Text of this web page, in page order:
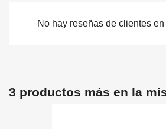
No hay reseñas de clientes
3 productos más en la